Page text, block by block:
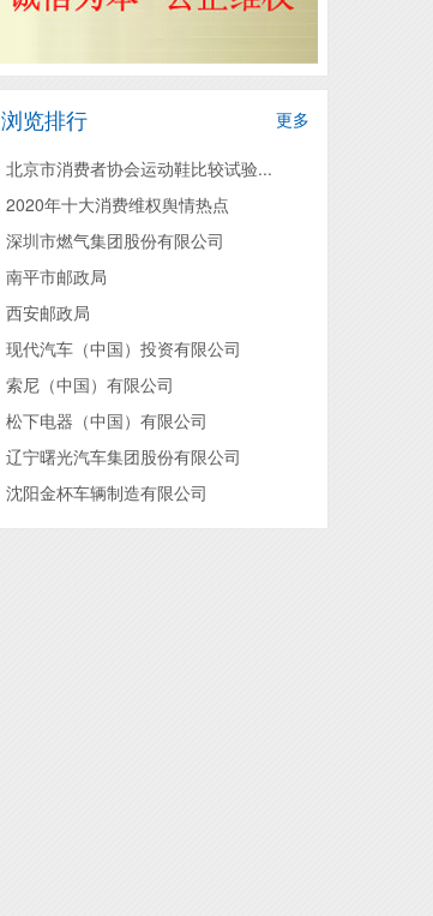
浏览排行 更多
北京市消费者协会运动鞋比较试验...
2020年十大消费维权舆情热点
深圳市燃气集团股份有限公司
南平市邮政局
西安邮政局
现代汽车（中国）投资有限公司
索尼（中国）有限公司
松下电器（中国）有限公司
辽宁曙光汽车集团股份有限公司
沈阳金杯车辆制造有限公司